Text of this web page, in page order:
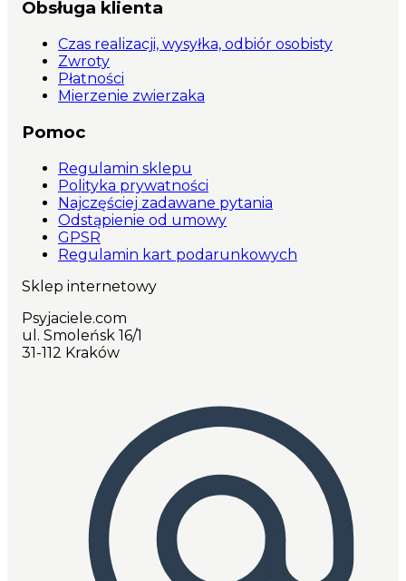
Obsługa klienta
Czas realizacji, wysyłka, odbiór osobisty
Zwroty
Płatności
Mierzenie zwierzaka
Pomoc
Regulamin sklepu
Polityka prywatności
Najczęściej zadawane pytania
Odstąpienie od umowy
GPSR
Regulamin kart podarunkowych
Sklep internetowy
Psyjaciele.com
ul. Smoleńsk 16/1
31-112 Kraków